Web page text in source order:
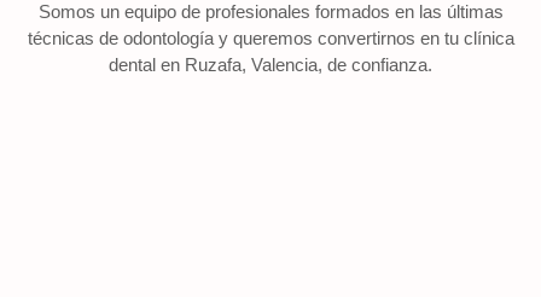
Somos un equipo de profesionales formados en las últimas
técnicas de odontología y queremos convertirnos en tu clínica
dental en Ruzafa, Valencia, de confianza.